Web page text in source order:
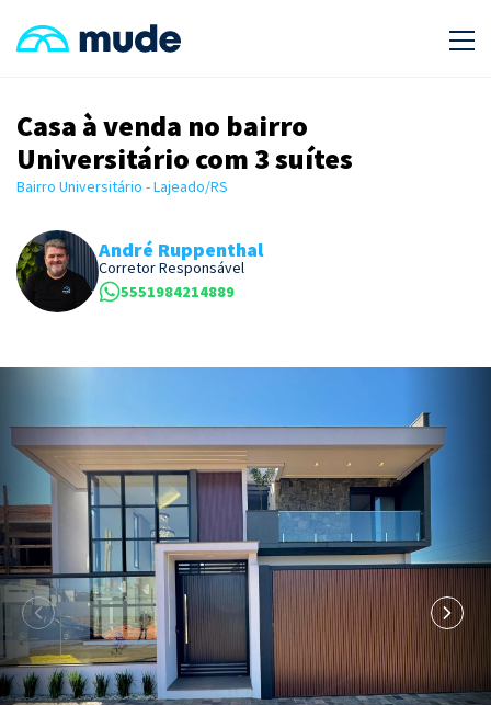
Casa à venda no bairro
Universitário com 3 suítes
Bairro Universitário - Lajeado/RS
André Ruppenthal
Corretor Responsável
5551984214889